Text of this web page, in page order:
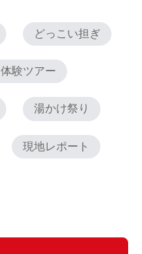
どっこい担ぎ
体験ツアー
湯かけ祭り
現地レポート